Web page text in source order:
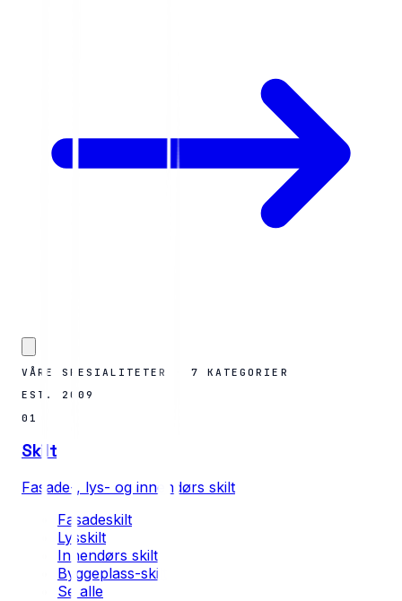
VÅRE SPESIALITETER · 7 KATEGORIER
EST. 2009
01
Skilt
Fasade-, lys- og innendørs skilt
Fasadeskilt
Lysskilt
Innendørs skilt
Byggeplass-skilt
Se alle